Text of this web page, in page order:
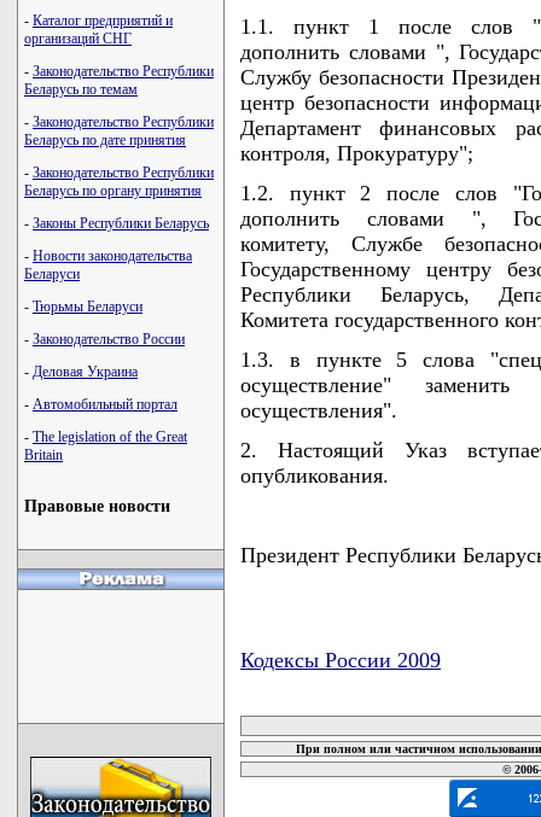
- Каталог предприятий и
организаций СНГ
- Законодательство Республики
Беларусь по темам
- Законодательство Республики
Беларусь по дате принятия
- Законодательство Республики
Беларусь по органу принятия
- Законы Республики Беларусь
- Новости законодательства
Беларуси
- Тюрьмы Беларуси
- Законодательство России
- Деловая Украина
- Автомобильный портал
- The legislation of the Great
Britain
Правовые новости
1.1. пункт 1 после слов
дополнить словами ",
Службу безопасности
центр безопасности
Департамент финансовых
контроля, Прокуратуру";
1.2. пункт 2 после слов
дополнить словами ",
комитету, Службе
Государственному центру
Республики Беларусь,
Комитета государственного
1.3. в пункте 5 слова
осуществление"
осуществления".
2. Настоящий Указ
опубликования.
Президент Республики
Кодексы России 2009
При полном или частичном
©